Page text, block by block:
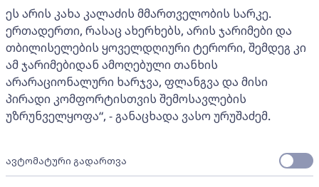
ეს არის კახა კალაძის მმართველობის სარკე.
ერთადერთი, რასაც ახერხებს, არის ჯარიმები და
თბილისელების ყოველდღიური ტერორი, შემდეგ კი
ამ ჯარიმებიდან ამოღებული თანხის
არარაციონალური ხარჯვა, ფლანგვა და მისი
პირადი კომფორტისთვის შემოსავლების
უზრუნველყოფა“, - განაცხადა ვასო ურუშაძემ.
ავტომატური გადართვა